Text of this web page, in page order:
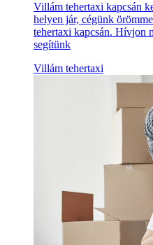
Villám tehertaxi kapcsán
helyen jár, cégünk
tehertaxi kapcsán. Hívjon
segítünk
Villám tehertaxi